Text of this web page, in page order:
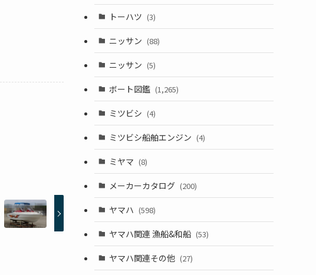
トーハツ (3)
ニッサン (88)
ニッサン (5)
ボート図鑑 (1,265)
ミツビシ (4)
ミツビシ船舶エンジン (4)
ミヤマ (8)
メーカーカタログ (200)
ヤマハ (598)
ヤマハ関連 漁船&和船 (53)
ヤマハ関連その他 (27)